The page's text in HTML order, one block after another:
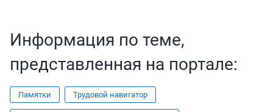
Информация по теме,
представленная на портале:
Памятки Трудовой навигатор